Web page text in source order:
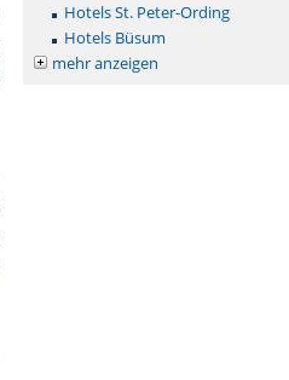
Hotels St. Peter-Ording
Hotels Büsum
mehr anzeigen